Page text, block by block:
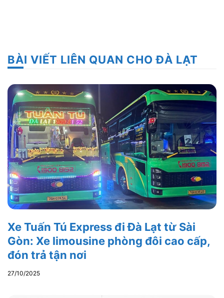
BÀI VIẾT LIÊN QUAN CHO ĐÀ LẠT
Xe Tuấn Tú Express đi Đà Lạt từ Sài
Gòn: Xe limousine phòng đôi cao cấp,
đón trả tận nơi
27/10/2025